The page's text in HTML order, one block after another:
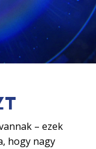
– ezek
hogy nagy